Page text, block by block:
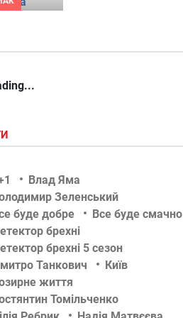
Влад Яма
Зеленський
буде добре
Все буде смачно
брехні
брехні 5 сезон
Танкович
Київ
життя
Томільченко